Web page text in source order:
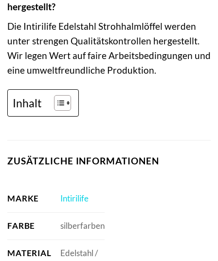
hergestellt?
Die Intirilife Edelstahl Strohhalmlöffel werden
unter strengen Qualitätskontrollen hergestellt.
Wir legen Wert auf faire Arbeitsbedingungen und
eine umweltfreundliche Produktion.
Inhalt
ZUSÄTZLICHE INFORMATIONEN
MARKE Intirilife
FARBE silberfarben
MATERIAL Edelstahl /